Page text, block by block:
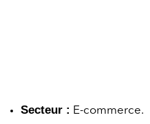
Secteur : E-commerce.